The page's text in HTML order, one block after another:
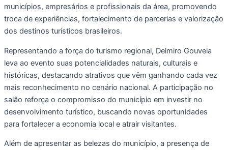
municípios, empresários e profissionais da área, promovendo
troca de experiências, fortalecimento de parcerias e valorização
dos destinos turísticos brasileiros.
Representando a força do turismo regional, Delmiro Gouveia
leva ao evento suas potencialidades naturais, culturais e
históricas, destacando atrativos que vêm ganhando cada vez
mais reconhecimento no cenário nacional. A participação no
salão reforça o compromisso do município em investir no
desenvolvimento turístico, buscando novas oportunidades
para fortalecer a economia local e atrair visitantes.
Além de apresentar as belezas do município, a presença de